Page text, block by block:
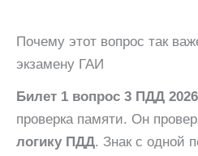
Почему этот вопрос так
экзамену ГАИ
Билет 1 вопрос 3 ПДД 2026
проверка памяти. Он
логику ПДД. Знак с одной